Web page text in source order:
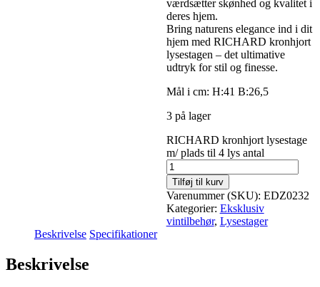
værdsætter skønhed og kvalitet i
deres hjem.
Bring naturens elegance ind i dit
hjem med RICHARD kronhjort
lysestagen – det ultimative
udtryk for stil og finesse.
Mål i cm: H:41 B:26,5
3 på lager
RICHARD kronhjort lysestage
m/ plads til 4 lys antal
Tilføj til kurv
Varenummer (SKU): EDZ0232
Kategorier: Eksklusiv
vintilbehør, Lysestager
Beskrivelse Specifikationer
Beskrivelse